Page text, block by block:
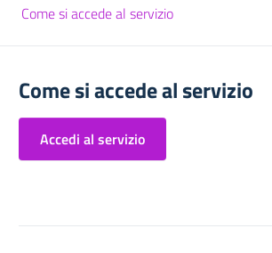
Come si accede al servizio
Come si accede al servizio
Accedi al servizio